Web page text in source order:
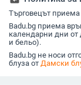
свободен топ
Търговецът
Badu.bg приема
календарни дни от
и бельо).
Badu.bg не носи
блуза от Дамски